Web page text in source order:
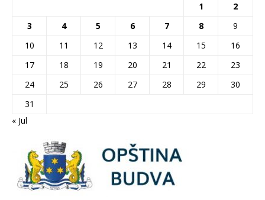
1
2
3
4 5 6 7 8
9
10
11 12 13 14 15
16
17
18 19 20 21 22
23
24
25 26 27 28 29
30
31
« Jul